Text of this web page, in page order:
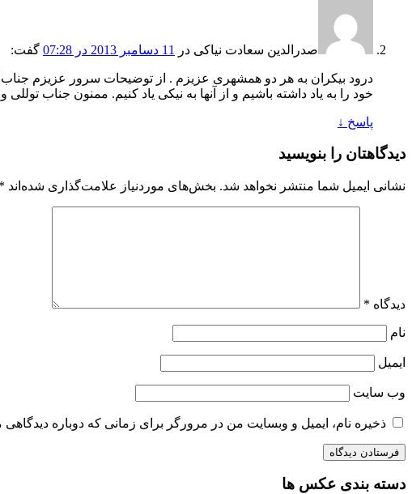
صدرالدین سعادت نیاکی در 11 دسامبر 2013 در 07:28 گفت:
درود بیکران به هر دو همشهری عزیزم . از توضیحات سرور عزیزم جناب
خود را به یاد داشته باشیم و از آنها به نیکی یاد کنیم. ممنون جناب
پاسخ ↓
دیدگاهتان را بنویسید
نشانی ایمیل شما منتشر نخواهد شد. بخش‌های موردنیاز علامت‌گذاری شده‌اند *
دیدگاه *
نام
ایمیل
وب‌ سایت
ذخیره نام، ایمیل و وبسایت من در مرورگر برای زمانی که دوباره
دسته بندی عکس ها